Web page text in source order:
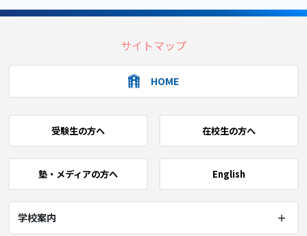
サイトマップ
HOME
受験生の方へ 在校生の方へ
塾・メディアの方へ English
学校案内